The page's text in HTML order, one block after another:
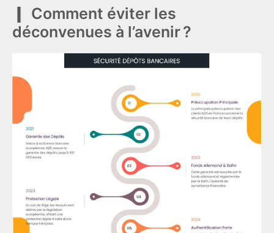
Comment éviter les
déconvenues à l’avenir ?